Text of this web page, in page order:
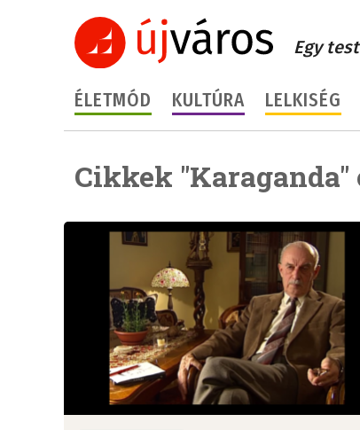
Egy
ÉLETMÓD KULTÚRA LELKISÉG
Cikkek